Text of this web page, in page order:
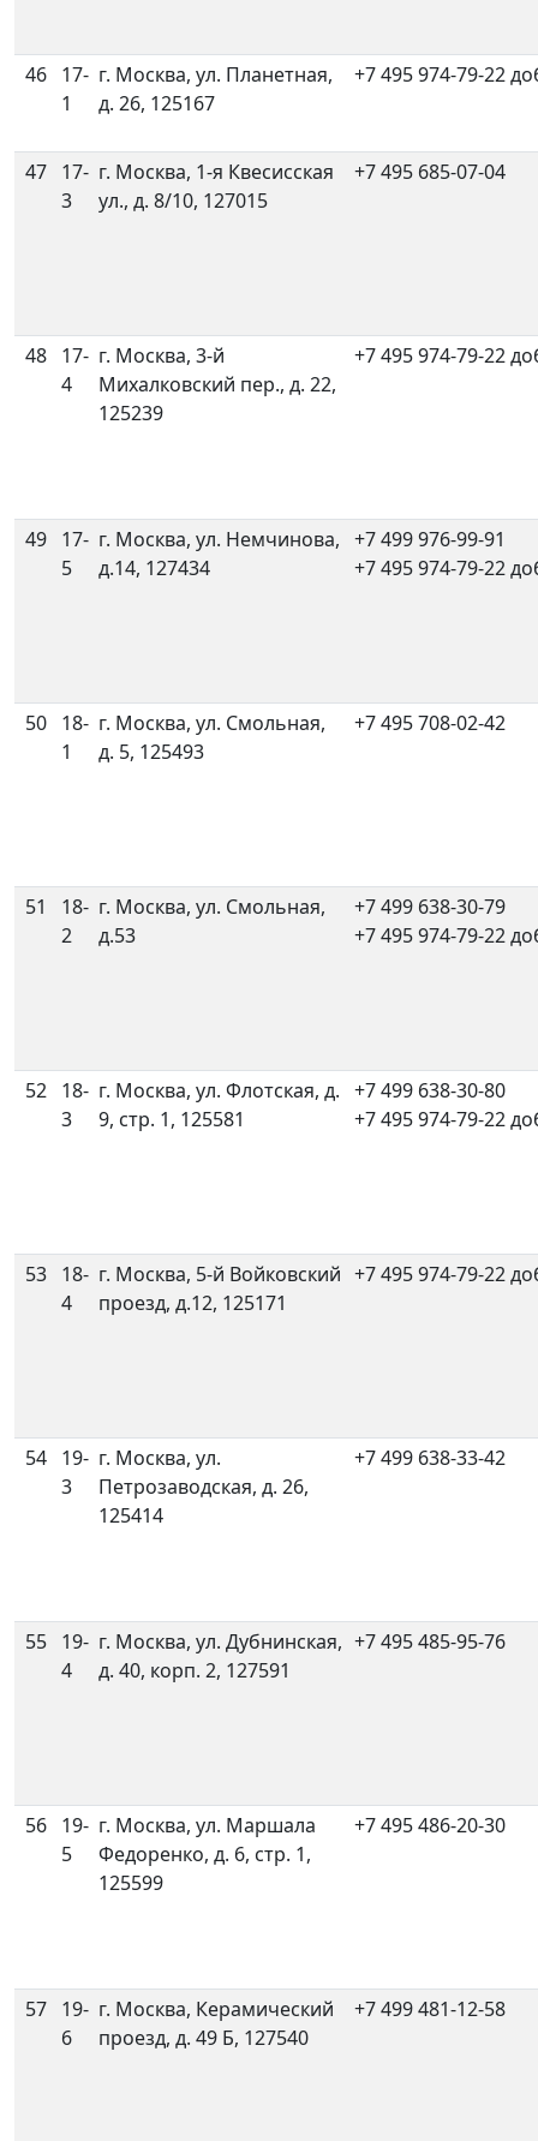
46
17-
1
г. Москва, ул. Планетная,
д. 26, 125167
+7 495 974-79-22
47
17-
3
г. Москва, 1-я Квесисская
ул., д. 8/10, 127015
+7 495 685-07-04
48
17-
4
г. Москва, 3-й
Михалковский пер., д. 22,
125239
+7 495 974-79-22
49
17-
5
г. Москва, ул. Немчинова,
д.14, 127434
+7 499 976-99-91
+7 495 974-79-22
50
18-
1
г. Москва, ул. Смольная,
д. 5, 125493
+7 495 708-02-42
51
18-
2
г. Москва, ул. Смольная,
д.53
+7 499 638-30-79
+7 495 974-79-22
52
18-
3
г. Москва, ул. Флотская, д.
9, стр. 1, 125581
+7 499 638-30-80
+7 495 974-79-22
53
18-
4
г. Москва, 5-й Войковский
проезд, д.12, 125171
+7 495 974-79-22
54
19-
3
г. Москва, ул.
Петрозаводская, д. 26,
125414
+7 499 638-33-42
55
19-
4
г. Москва, ул. Дубнинская,
д. 40, корп. 2, 127591
+7 495 485-95-76
56
19-
5
г. Москва, ул. Маршала
Федоренко, д. 6, стр. 1,
125599
+7 495 486-20-30
57
19-
6
г. Москва, Керамический
проезд, д. 49 Б, 127540
+7 499 481-12-58